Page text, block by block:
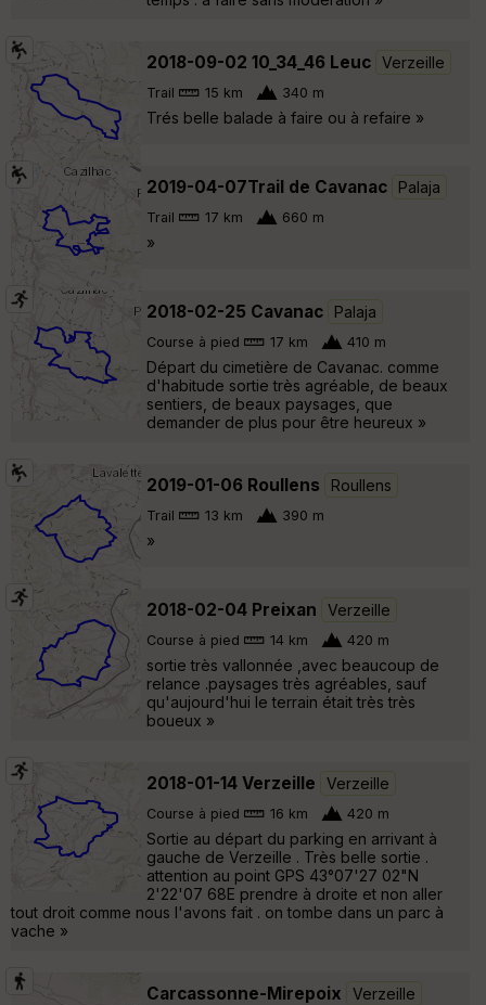
2018-09-02 10_34_46 Leuc Verzeille
Trail 15 km 340 m
Trés belle balade à faire ou à refaire »
2019-04-07Trail de Cavanac Palaja
Trail 17 km 660 m
»
2018-02-25 Cavanac Palaja
Course à pied 17 km 410 m
Départ du cimetière de Cavanac. comme
d'habitude sortie très agréable, de beaux
sentiers, de beaux paysages, que
demander de plus pour être heureux »
2019-01-06 Roullens Roullens
Trail 13 km 390 m
»
2018-02-04 Preixan Verzeille
Course à pied 14 km 420 m
sortie très vallonnée ,avec beaucoup de
relance .paysages très agréables, sauf
qu'aujourd'hui le terrain était très très
boueux »
2018-01-14 Verzeille Verzeille
Course à pied 16 km 420 m
Sortie au départ du parking en arrivant à
gauche de Verzeille . Très belle sortie .
attention au point GPS 43°07'27 02"N
2'22'07 68E prendre à droite et non aller
tout droit comme nous l'avons fait . on tombe dans un parc à
vache »
Carcassonne-Mirepoix Verzeille